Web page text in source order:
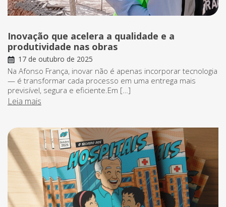
Inovação que acelera a qualidade e a
produtividade nas obras
17 de outubro de 2025
Na Afonso França, inovar não é apenas incorporar tecnologia
— é transformar cada processo em uma entrega mais
previsível, segura e eficiente.Em […]
Leia mais